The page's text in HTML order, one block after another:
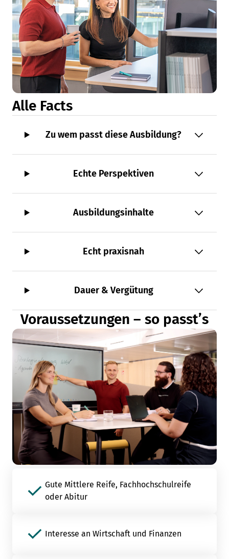
Alle Facts
Zu wem passt diese Ausbildung?
Echte Perspektiven
Ausbildungsinhalte
Echt praxisnah
Dauer & Vergütung
Voraussetzungen – so passt’s
Gute Mittlere Reife, Fachhochschulreife
oder Abitur
Interesse an Wirtschaft und Finanzen